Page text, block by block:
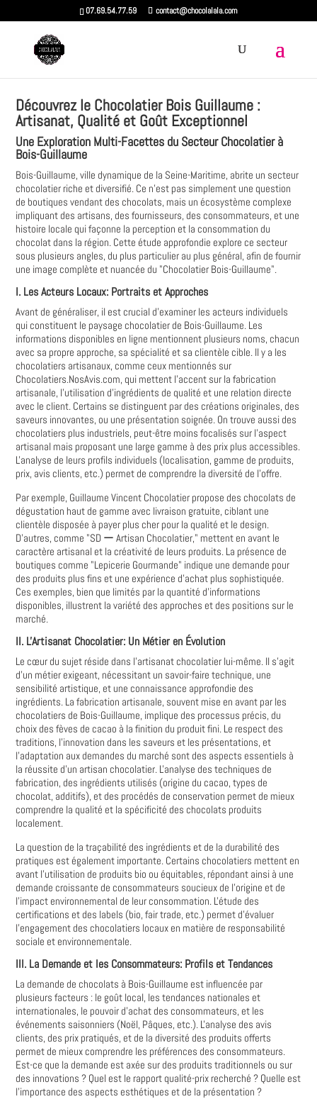
07.69.54.77.59 contact@chocolalala.com
Découvrez le Chocolatier Bois Guillaume :
Artisanat, Qualité et Goût Exceptionnel
Une Exploration Multi-Facettes du Secteur Chocolatier à
Bois-Guillaume
Bois-Guillaume, ville dynamique de la Seine-Maritime, abrite un secteur
chocolatier riche et diversifié. Ce n'est pas simplement une question
de boutiques vendant des chocolats, mais un écosystème complexe
impliquant des artisans, des fournisseurs, des consommateurs, et une
histoire locale qui façonne la perception et la consommation du
chocolat dans la région. Cette étude approfondie explore ce secteur
sous plusieurs angles, du plus particulier au plus général, afin de fournir
une image complète et nuancée du "Chocolatier Bois-Guillaume".
I. Les Acteurs Locaux: Portraits et Approches
Avant de généraliser, il est crucial d'examiner les acteurs individuels
qui constituent le paysage chocolatier de Bois-Guillaume. Les
informations disponibles en ligne mentionnent plusieurs noms, chacun
avec sa propre approche, sa spécialité et sa clientèle cible. Il y a les
chocolatiers artisanaux, comme ceux mentionnés sur
Chocolatiers.NosAvis.com, qui mettent l'accent sur la fabrication
artisanale, l'utilisation d'ingrédients de qualité et une relation directe
avec le client. Certains se distinguent par des créations originales, des
saveurs innovantes, ou une présentation soignée. On trouve aussi des
chocolatiers plus industriels, peut-être moins focalisés sur l'aspect
artisanal mais proposant une large gamme à des prix plus accessibles.
L'analyse de leurs profils individuels (localisation, gamme de produits,
prix, avis clients, etc.) permet de comprendre la diversité de l'offre.
Par exemple, Guillaume Vincent Chocolatier propose des chocolats de
dégustation haut de gamme avec livraison gratuite, ciblant une
clientèle disposée à payer plus cher pour la qualité et le design.
D'autres, comme "SD ー Artisan Chocolatier," mettent en avant le
caractère artisanal et la créativité de leurs produits. La présence de
boutiques comme "Lepicerie Gourmande" indique une demande pour
des produits plus fins et une expérience d'achat plus sophistiquée.
Ces exemples, bien que limités par la quantité d'informations
disponibles, illustrent la variété des approches et des positions sur le
marché.
II. L'Artisanat Chocolatier: Un Métier en Évolution
Le cœur du sujet réside dans l'artisanat chocolatier lui-même. Il s'agit
d'un métier exigeant, nécessitant un savoir-faire technique, une
sensibilité artistique, et une connaissance approfondie des
ingrédients. La fabrication artisanale, souvent mise en avant par les
chocolatiers de Bois-Guillaume, implique des processus précis, du
choix des fèves de cacao à la finition du produit fini. Le respect des
traditions, l'innovation dans les saveurs et les présentations, et
l'adaptation aux demandes du marché sont des aspects essentiels à
la réussite d'un artisan chocolatier. L'analyse des techniques de
fabrication, des ingrédients utilisés (origine du cacao, types de
chocolat, additifs), et des procédés de conservation permet de mieux
comprendre la qualité et la spécificité des chocolats produits
localement.
La question de la traçabilité des ingrédients et de la durabilité des
pratiques est également importante. Certains chocolatiers mettent en
avant l'utilisation de produits bio ou équitables, répondant ainsi à une
demande croissante de consommateurs soucieux de l'origine et de
l'impact environnemental de leur consommation. L'étude des
certifications et des labels (bio, fair trade, etc.) permet d'évaluer
l'engagement des chocolatiers locaux en matière de responsabilité
sociale et environnementale.
III. La Demande et les Consommateurs: Profils et Tendances
La demande de chocolats à Bois-Guillaume est influencée par
plusieurs facteurs : le goût local, les tendances nationales et
internationales, le pouvoir d'achat des consommateurs, et les
événements saisonniers (Noël, Pâques, etc.). L'analyse des avis
clients, des prix pratiqués, et de la diversité des produits offerts
permet de mieux comprendre les préférences des consommateurs.
Est-ce que la demande est axée sur des produits traditionnels ou sur
des innovations ? Quel est le rapport qualité-prix recherché ? Quelle est
l'importance des aspects esthétiques et de la présentation ?